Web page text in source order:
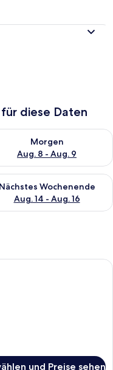
diese Daten
Nacht, Aug. 7 - Aug. 8.
Morgen
Aug. 8 - Aug. 9
die Verfügbarkeit
Wochenende, Aug. 7
Nächstes Wochenende
Aug. 14 - Aug. 16
die Verfügbarkeit
Schreibtisch,
und Preise sehen